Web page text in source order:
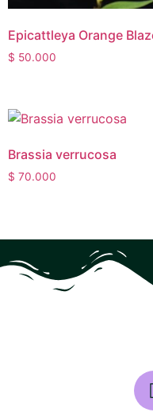
Epicattleya Orange
$ 50.000
Brassia verrucosa
$ 70.000